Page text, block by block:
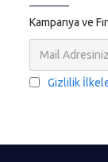
Kampanya ve
Gizlilik